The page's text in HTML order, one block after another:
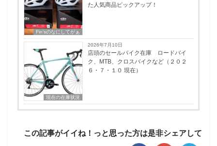
Fin'sのなにしてがぁ
た人気商品ピックアップ！
現在の在庫状況
2026年7月10日
店頭のセールバイク在庫 ロードバイ
ク、MTB、クロスバイクなど（２０２
６・７・１０ 現在）
この記事がイイね！っと思った方は是非シェアして